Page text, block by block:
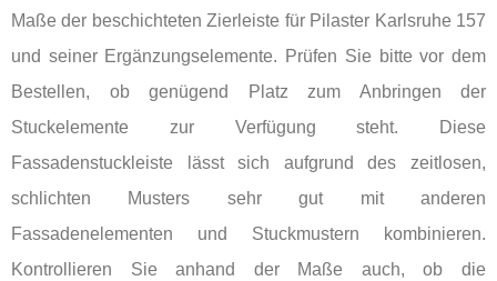
Maße der beschichteten Zierleiste für Pilaster Karlsruhe 157
und seiner Ergänzungselemente. Prüfen Sie bitte vor dem
Bestellen, ob genügend Platz zum Anbringen der
Stuckelemente zur Verfügung steht. Diese
Fassadenstuckleiste lässt sich aufgrund des zeitlosen,
schlichten Musters sehr gut mit anderen
Fassadenelementen und Stuckmustern kombinieren.
Kontrollieren Sie anhand der Maße auch, ob die